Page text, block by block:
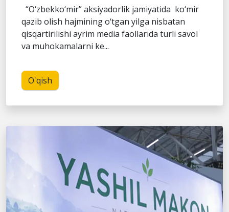
“O‘zbekko‘mir” aksiyadorlik jamiyatida ko‘mir
qazib olish hajmining o‘tgan yilga nisbatan
qisqartirilishi ayrim media faollarida turli savol
va muhokamalarni ke...
O'qish